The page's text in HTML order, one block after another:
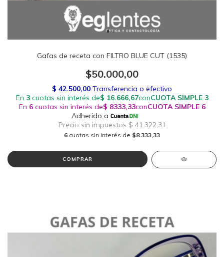
Gafas de receta con FILTRO BLUE CUT (1535)
$50.000,00
6 cuotas sin interés de $8.333,33